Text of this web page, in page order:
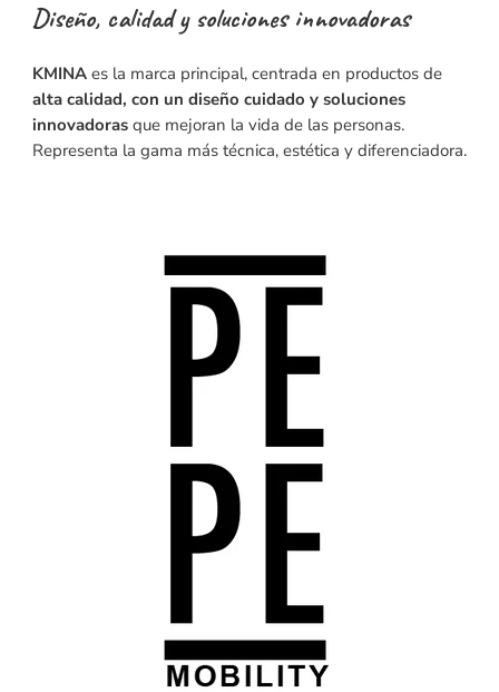
Diseño, calidad y soluciones innovadoras
KMINA es la marca principal, centrada en productos de
alta calidad, con un diseño cuidado y soluciones
innovadorasque mejoran la vida de las personas.
Representa la gama más técnica, estética y diferenciadora.